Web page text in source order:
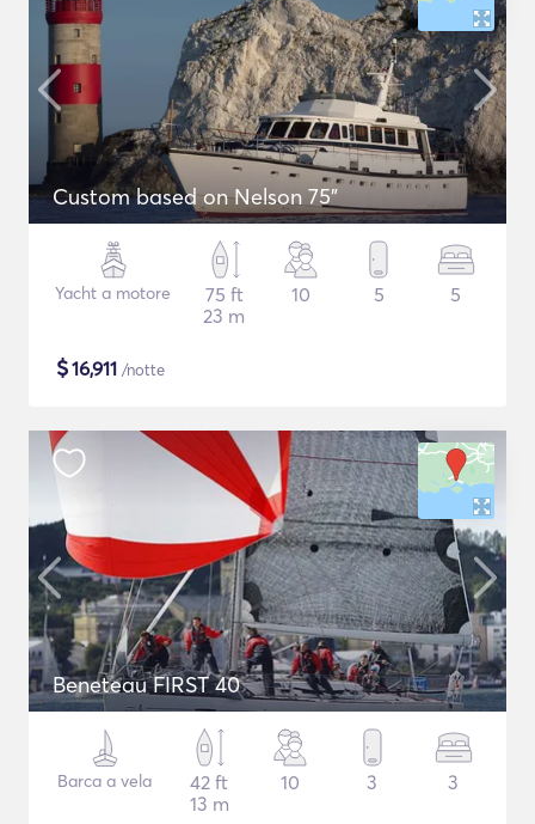
Custom based on Nelson 75"
Yacht a motore
75 ft
23 m
10 5 5
$16,911 /notte
Beneteau FIRST 40
Barca a vela
42 ft
13 m
10 3 3